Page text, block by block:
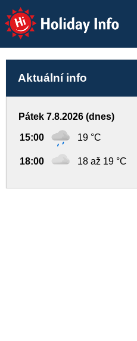
Holiday Info
Aktuální info
Pátek 7.8.2026 (dnes)
15:00 19 °C
18:00 18 až 19 °C